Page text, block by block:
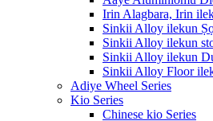
Irin Alagbara, Irin
Sinkii Alloy ilekun
Sinkii Alloy ilekun
Sinkii Alloy ilekun
Sinkii Alloy Floor
Adiye Wheel Series
Kio Series
Chinese kio Series